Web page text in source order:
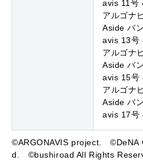
avis 11号
アルゴナ
Aside バ
avis 13号
アルゴナ
Aside バ
avis 15号
アルゴナ
Aside バ
avis 17号
©ARGONAVIS project. ©DeNA
d. ©bushiroad All Rights